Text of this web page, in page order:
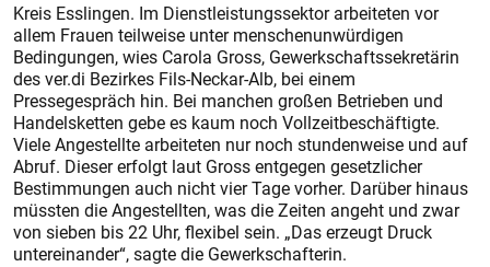
Kreis Esslingen. Im Dienstleistungssektor arbeiteten vor
allem Frauen teilweise unter menschenunwürdi­gen
Bedingungen, wies Carola Gross, Gewerkschaftssekretärin
des ver.di Bezirkes Fils-Neckar-Alb, bei einem
Pressegespräch hin. Bei manchen großen Betrieben und
Handelsketten gebe es kaum noch Vollzeitbeschäftigte.
Viele Angestellte arbeiteten nur noch stundenweise und auf
Abruf. Dieser erfolgt laut Gross entgegen gesetzlicher
Bestimmungen auch nicht vier Tage vorher. Darüber hinaus
müssten die Angestellten, was die Zeiten angeht und zwar
von sieben bis 22 Uhr, flexibel sein. „Das erzeugt Druck
untereinander“, sagte die Gewerkschafterin.